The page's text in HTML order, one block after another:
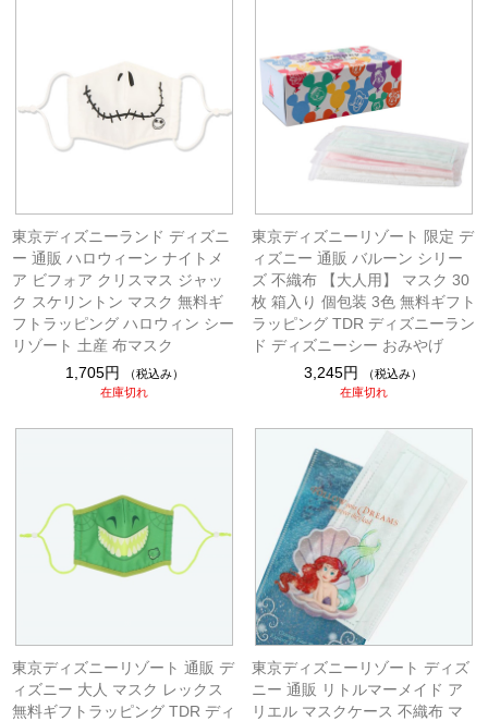
東京ディズニーランド ディズニ
ー 通販 ハロウィーン ナイトメ
ア ビフォア クリスマス ジャッ
ク スケリントン マスク 無料ギ
フトラッピング ハロウィン シー
リゾート 土産 布マスク
1,705円
（税込み）
在庫切れ
東京ディズニーリゾート 限定 デ
ィズニー 通販 バルーン シリー
ズ 不織布 【大人用】 マスク 30
枚 箱入り 個包装 3色 無料ギフト
ラッピング TDR ディズニーラン
ド ディズニーシー おみやげ
3,245円
（税込み）
在庫切れ
東京ディズニーリゾート 通販 デ
ィズニー 大人 マスク レックス
無料ギフトラッピング TDR ディ
東京ディズニーリゾート ディズ
ニー 通販 リトルマーメイド ア
リエル マスクケース 不織布 マ